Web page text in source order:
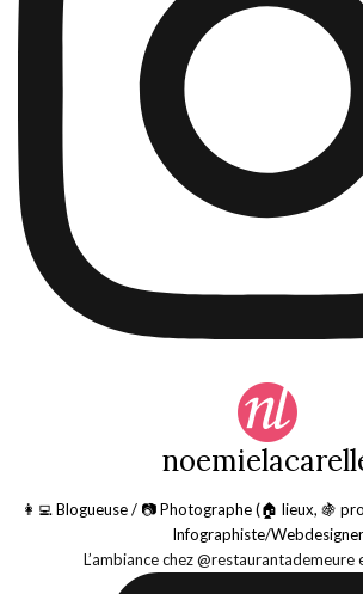
👩‍💻 Blogueuse / 📷 Photographe (🏠 lieux, 🍇
Infographiste/Webdesigner
L’ambiance chez @restaurantademeure